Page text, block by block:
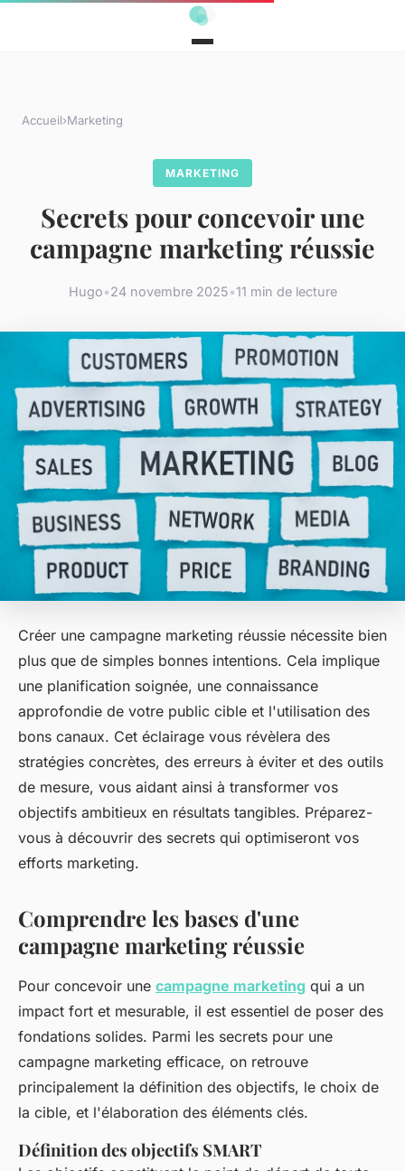
Accueil›Marketing
MARKETING
Secrets pour concevoir une
campagne marketing réussie
Hugo•24 novembre 2025•11 min de lecture
Créer une campagne marketing réussie nécessite bien
plus que de simples bonnes intentions. Cela implique
une planification soignée, une connaissance
approfondie de votre public cible et l'utilisation des
bons canaux. Cet éclairage vous révèlera des
stratégies concrètes, des erreurs à éviter et des outils
de mesure, vous aidant ainsi à transformer vos
objectifs ambitieux en résultats tangibles. Préparez-
vous à découvrir des secrets qui optimiseront vos
efforts marketing.
Comprendre les bases d'une
campagne marketing réussie
Pour concevoir une campagne marketing qui a un
impact fort et mesurable, il est essentiel de poser des
fondations solides. Parmi les secrets pour une
campagne marketing efficace, on retrouve
principalement la définition des objectifs, le choix de
la cible, et l'élaboration des éléments clés.
Définition des objectifs SMART